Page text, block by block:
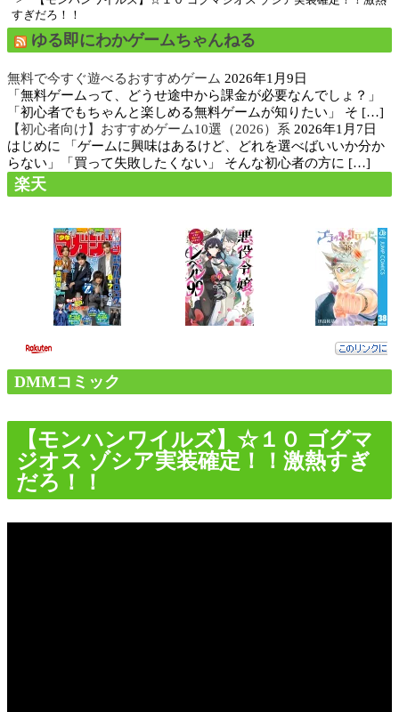
すぎだろ！！
ゆる即にわかゲームちゃんねる
無料で今すぐ遊べるおすすめゲーム 2026年1月9日
「無料ゲームって、どうせ途中から課金が必要なんでしょ？」
「初心者でもちゃんと楽しめる無料ゲームが知りたい」 そ […]
【初心者向け】おすすめゲーム10選（2026）系 2026年1月7日
はじめに 「ゲームに興味はあるけど、どれを選べばいいか分か
らない」「買って失敗したくない」 そんな初心者の方に […]
楽天
DMMコミック
【モンハンワイルズ】☆１０ ゴグマ
ジオス ゾシア実装確定！！激熱すぎ
だろ！！